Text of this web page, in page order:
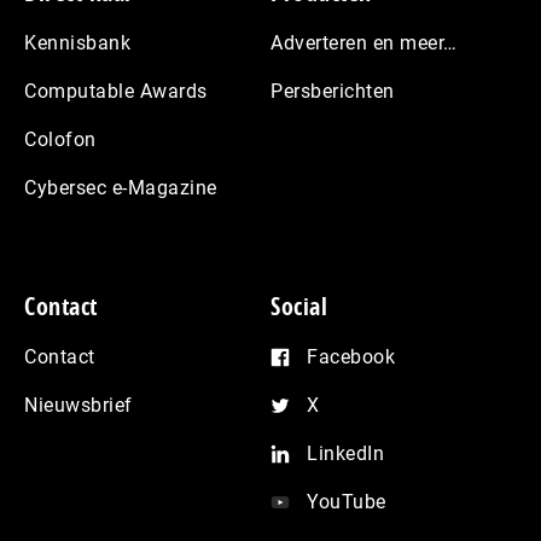
Kennisbank
Computable Awards
Colofon
Cybersec e-Magazine
Adverteren en meer…
Persberichten
Contact
Contact
Nieuwsbrief
Social
Facebook
X
LinkedIn
YouTube